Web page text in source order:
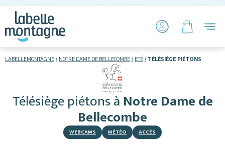
LABELLEMONTAGNE NOTRE DAME DE BELLECOMBE ETÉ TÉLÉSIÈGE PIÉTONS
Télésiège piétonsà Notre Dame de
Bellecombe
WEBCAMS MÉTÉO ACCÈS
Hébergements
Télésiège piétons